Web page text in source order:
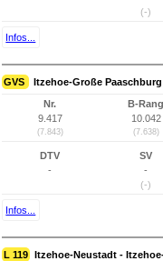
(-)
Infos...
GVS Itzehoe-Große
Nr.
9.417
(7.843)
B-Rang
10.042
(7.638)
DTV
-
SV
-
(-)
Infos...
L 119 Itzehoe-Neustadt -